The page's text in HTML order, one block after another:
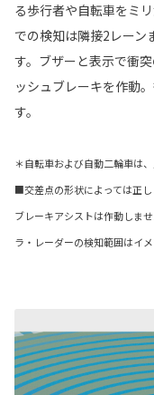
る歩行者や自転車をミ
での検知は隣接2レーン
す。ブザーと表示で衝
ッシュブレーキを作動
す。
＊自転車および自動二輪車は
■交差点の形状によっては正
ブレーキアシストは作動し
ラ・レーダーの検知範囲はイメ